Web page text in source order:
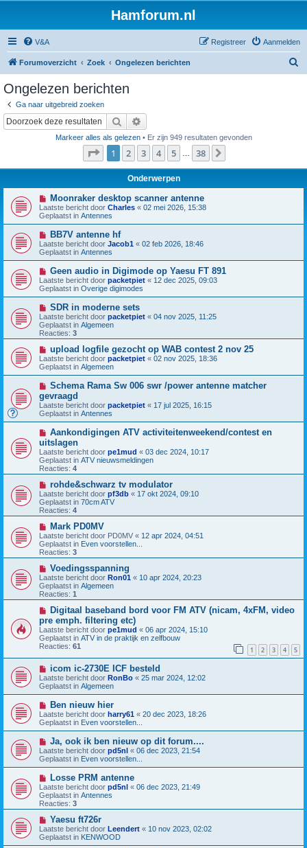
Hamforum.nl
V&A Aanmelden
Registreer
Forumoverzicht Zoek Ongelezen berichten
Ongelezen berichten
Ga naar uitgebreid zoeken
Zoek
Markeer alles als gelezen• Er zijn 949 resultaten gevonden
Pagina van 38
1 2 3 4 5 38
Onderwerpen
N
i
e
u
w
b
e
r
i
c
h
t
Moonraker desktop scanner antenne
Laatste bericht door Charles « 02 mei 2026, 15:38
Geplaatst in Antennes
N
i
e
u
w
b
e
r
i
c
h
t
BB7V antenne hf
Laatste bericht door Jacob1 « 02 feb 2026, 18:46
Geplaatst in Antennes
N
i
e
u
w
b
e
r
i
h
t
Geen audio in Digimode op Yaesu FT 891
Laatste bericht door packetpiet « 12 dec 2025, 09:03
Geplaatst in Overige digimodes
N
i
e
u
w
b
e
r
i
h
t
SDR in moderne sets
Laatste bericht door packetpiet « 04 nov 2025, 11:25
Geplaatst in Algemeen
Reacties: 3
N
i
e
u
w
b
e
r
i
c
t
upload logfile gezocht op WAB contest 2 nov 25
Laatste bericht door packetpiet « 02 nov 2025, 18:36
Geplaatst in Algemeen
N
e
u
w
b
e
r
i
c
h
t
Schema Rama Sw 006 swr /power antenne matcher
gevraagd
Laatste bericht door packetpiet « 17 jul 2025, 16:15
Geplaatst in Antennes
N
i
e
u
w
b
i
c
h
Aankondigingen ATV activiteitenweekend/contest en
uitslagen
Laatste bericht door pe1mud « 03 dec 2024, 10:17
Geplaatst in ATV nieuwsmeldingen
Reacties: 4
N
i
e
u
w
b
e
r
i
c
h
rohde&schwarz tv modulator
Laatste bericht door pf3db « 17 okt 2024, 09:10
Geplaatst in 70cm ATV
Reacties: 4
N
i
e
u
w
b
r
i
c
h
Mark PD0MV
Laatste bericht door PD0MV « 12 apr 2024, 04:51
Geplaatst in Even voorstellen...
Reacties: 3
N
i
e
u
w
b
e
r
i
c
h
t
Voedingsspanning
Laatste bericht door Ron01 « 10 apr 2024, 20:23
Geplaatst in Algemeen
Reacties: 1
N
e
u
w
b
e
c
h
Digitaal baseband bord voor FM ATV (nicam, 4xFM, video
pre emph. filtering etc)
Laatste bericht door pe1mud « 06 apr 2024, 15:10
Geplaatst in ATV in de praktijk en zelfbouw
Reacties: 61 1 2 3 4 5
N
i
e
u
w
b
e
r
i
c
h
t
icom ic-2730E ICF besteld
Laatste bericht door RonBo « 25 mar 2024, 12:02
Geplaatst in Algemeen
N
i
e
u
w
b
e
r
i
h
t
Ben nieuw hier
Laatste bericht door harry61 « 20 dec 2023, 18:26
Geplaatst in Even voorstellen...
N
i
e
u
w
b
e
r
i
t
Ja, ook ik ben nieuw op dit forum....
Laatste bericht door pd5nl « 06 dec 2023, 21:54
Geplaatst in Even voorstellen...
N
i
e
u
w
b
r
i
Losse PRM antenne
Laatste bericht door pd5nl « 06 dec 2023, 21:49
Geplaatst in Antennes
Reacties: 3
N
i
e
u
Yaesu ft726r
Laatste bericht door Leendert « 10 nov 2023, 02:02
Geplaatst in KENWOOD